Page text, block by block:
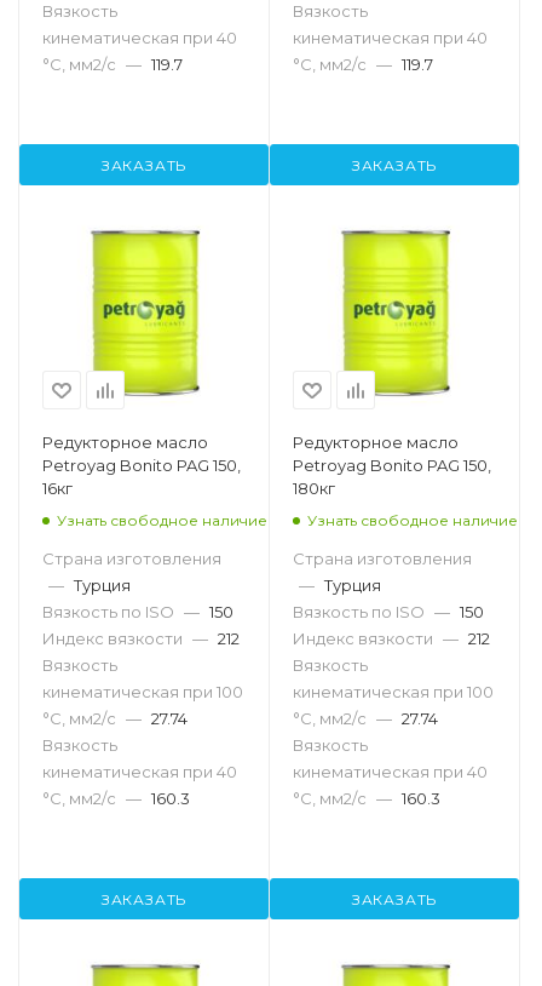
Вязкость
кинематическая при 40
°С, мм2/с — 119.7
ЗАКАЗАТЬ
Вязкость
кинематическая при 40
°С, мм2/с — 119.7
ЗАКАЗАТЬ
Редукторное масло
Petroyag Bonito PAG 150,
16кг
Узнать свободное наличие
Страна изготовления
— Турция
Вязкость по ISO — 150
Индекс вязкости — 212
Вязкость
кинематическая при 100
°С, мм2/с — 27.74
Вязкость
кинематическая при 40
°С, мм2/с — 160.3
ЗАКАЗАТЬ
Редукторное масло
Petroyag Bonito PAG 150,
180кг
Узнать свободное наличие
Страна изготовления
— Турция
Вязкость по ISO — 150
Индекс вязкости — 212
Вязкость
кинематическая при 100
°С, мм2/с — 27.74
Вязкость
кинематическая при 40
°С, мм2/с — 160.3
ЗАКАЗАТЬ